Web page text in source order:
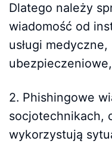
Dlatego należy
wiadomość od
usługi
2. Phishingowe
socjotechnikach,
wykorzystują